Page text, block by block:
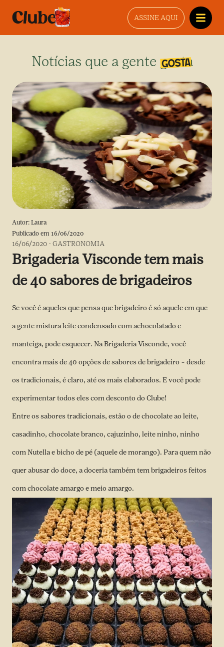
ASSINE AQUI
Notícias que a gente gosta
Autor: Laura
Publicado em 16/06/2020
16/06/2020 -GASTRONOMIA
Brigaderia Visconde tem mais
de 40 sabores de brigadeiros
Se você é aqueles que pensa que brigadeiro é só aquele em que
a gente mistura leite condensado com achocolatado e
manteiga, pode esquecer. Na Brigaderia Visconde, você
encontra mais de 40 opções de sabores de brigadeiro – desde
os tradicionais, é claro, até os mais elaborados. E você pode
experimentar todos eles com desconto do Clube!
Entre os sabores tradicionais, estão o de chocolate ao leite,
casadinho, chocolate branco, cajuzinho, leite ninho, ninho
com Nutella e bicho de pé (aquele de morango). Para quem não
quer abusar do doce, a doceria também tem brigadeiros feitos
com chocolate amargo e meio amargo.